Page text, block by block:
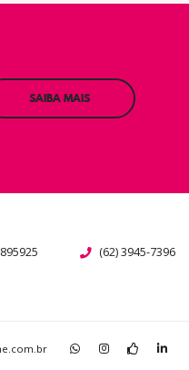
SAIBA MAIS
(62) 3945-7396